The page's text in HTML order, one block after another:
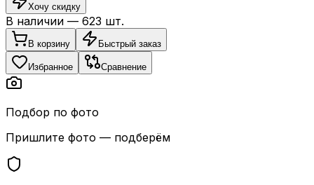
Хочу скидку
В наличии — 623 шт.
В корзину Быстрый заказ
Избранное Сравнение
Подбор по фото
Пришлите фото — подберём